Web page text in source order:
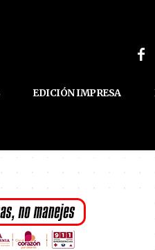
EDICIÓN IMPRESA